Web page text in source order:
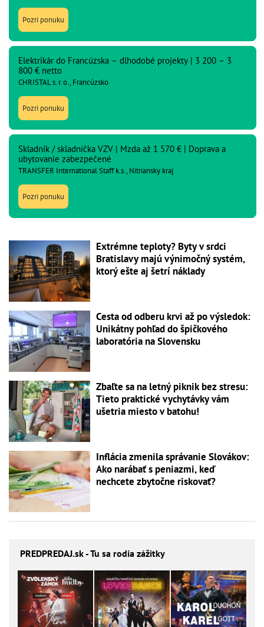
Pozri ponuku
Elektrikár do Francúzska – dlhodobé projekty | 3 200 – 3
800 € netto
CHRISTAL s. r. o., Francúzsko
Pozri ponuku
Skladník / skladníčka VZV | Mzda až 1 570 € | Doprava a
ubytovanie zabezpečené
TRANSFER International Staff k.s., Nitriansky kraj
Pozri ponuku
Extrémne teploty? Byty v srdci
Bratislavy majú výnimočný systém,
ktorý ešte aj šetrí náklady
Cesta od odberu krvi až po výsledok:
Unikátny pohľad do špičkového
laboratória na Slovensku
Zbaľte sa na letný piknik bez stresu:
Tieto praktické vychytávky vám
ušetria miesto v batohu!
Inflácia zmenila správanie Slovákov:
Ako narábať s peniazmi, keď
nechcete zbytočne riskovať?
PREDPREDAJ.sk - Tu sa rodia zážitky